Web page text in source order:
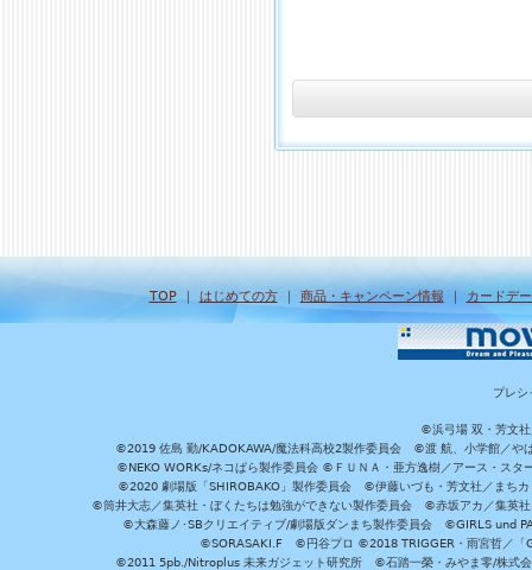
TOP｜ はじめての方｜ 商品・キャンペーン情報 ｜ カードデ
プレシ
©浜弓場 双・芳文社
©2019 佐島 勤/KADOKAWA/魔法科高校2製作委員会 ©渡 航、小学館／や
©NEKO WORKs/ネコぱら製作委員会 ©ＦＵＮＡ・亜方逸樹／アース・ス
©2020 劇場版「SHIROBAKO」製作委員会 ©伊藤いづも・芳文社／まち
©筒井大志／集英社・ぼくたちは勉強ができない製作委員会 ©赤坂アカ／集英
©大森藤ノ･SBクリエイティブ/劇場版ダンまち製作委員会 ©GIRLS und
©SORASAKI.F ©円谷プロ ©2018 TRIGGER・雨宮哲／
©2011 5pb./Nitroplus 未来ガジェット研究所 ©石踏一榮・みやま零/株式